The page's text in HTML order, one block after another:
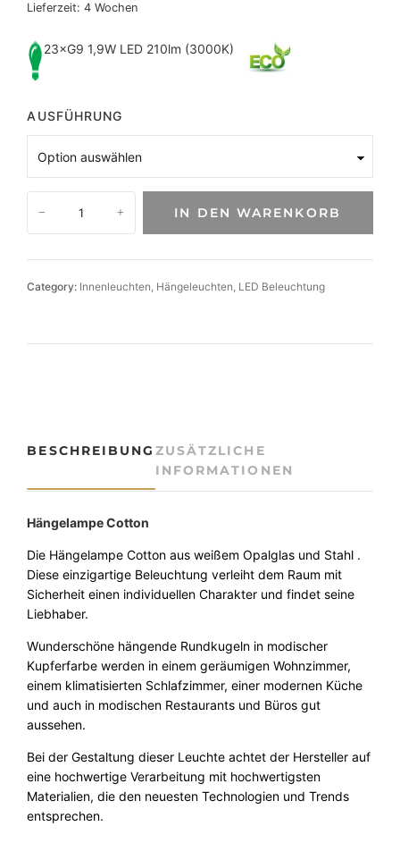
Lieferzeit:4 Wochen
23×G9 1,9W LED 210lm (3000K)
AUSFÜHRUNG
z
i
E
-
H
n
g
e
l
u
c
h
t
e
C
o
t
t
− + IN DEN WARENKORB
Category: Innenleuchten, Hängeleuchten, LED Beleuchtung
BESCHREIBUNG ZUSÄTZLICHE
INFORMATIONEN
Hängelampe Cotton
Die Hängelampe Cotton aus weißem Opalglas und Stahl .
Diese einzigartige Beleuchtung verleiht dem Raum mit
Sicherheit einen individuellen Charakter und findet seine
Liebhaber.
Wunderschöne hängende Rundkugeln in modischer
Kupferfarbe werden in einem geräumigen Wohnzimmer,
einem klimatisierten Schlafzimmer, einer modernen Küche
und auch in modischen Restaurants und Büros gut
aussehen.
Bei der Gestaltung dieser Leuchte achtet der Hersteller auf
eine hochwertige Verarbeitung mit hochwertigsten
Materialien, die den neuesten Technologien und Trends
entsprechen.